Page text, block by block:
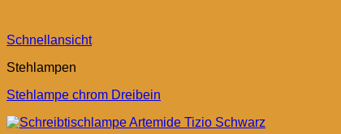
Schnellansicht
Stehlampen
Stehlampe chrom Dreibein